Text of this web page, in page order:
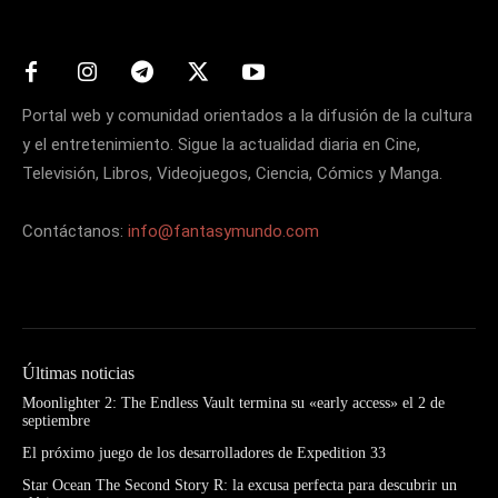
Portal web y comunidad orientados a la difusión de la cultura
y el entretenimiento. Sigue la actualidad diaria en Cine,
Televisión, Libros, Videojuegos, Ciencia, Cómics y Manga.
Contáctanos: info@fantasymundo.com
Últimas noticias
Moonlighter 2: The Endless Vault termina su «early access» el 2 de
septiembre
El próximo juego de los desarrolladores de Expedition 33
Star Ocean The Second Story R: la excusa perfecta para descubrir un